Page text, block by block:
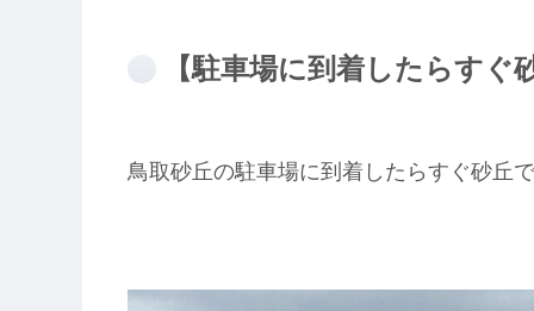
【駐車場に到着したらすぐ
鳥取砂丘の駐車場に到着したらすぐ砂丘